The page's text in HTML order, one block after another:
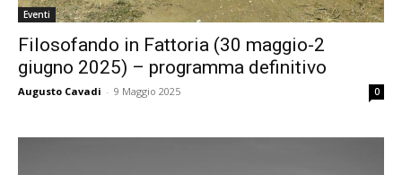
Eventi
Filosofando in Fattoria (30 maggio-2
giugno 2025) – programma definitivo
Augusto Cavadi - 9 Maggio 2025 0